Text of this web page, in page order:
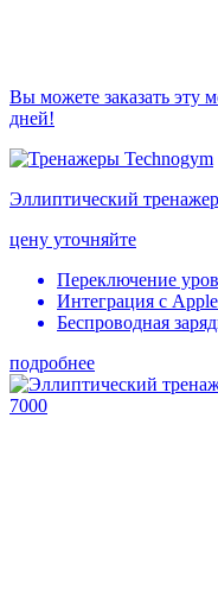
Вы можете заказать эту
дней!
Эллиптический
цену уточняйте
Переключение
Интеграция с
Беспроводная
подробнее